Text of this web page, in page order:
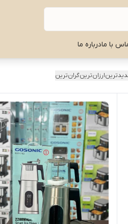
با مادرباره ما
ارزان‌ترینگران‌ترین